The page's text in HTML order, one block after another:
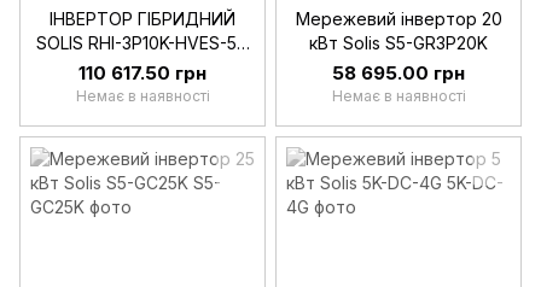
ІНВЕРТОР ГІБРИДНИЙ
SOLIS RHI-3P10K-HVES-5G
10 кВт 3фази
110 617.50 грн
Немає в наявності
Мережевий інвертор 20
кВт Solis S5-GR3P20K
58 695.00 грн
Немає в наявності